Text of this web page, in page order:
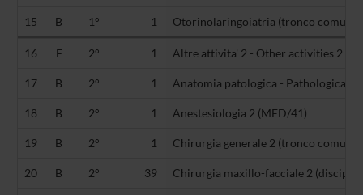
15 B 1° 1 Otorinolaringoiatria (tronco comune
16 F 2° 1 Altre attivita' 2 - Other activities 2 (-)
17 B 2° 1 Anatomia patologica - Pathological
18 B 2° 1 Anestesiologia 2 (MED/41)
19 B 2° 1 Chirurgia generale 2 (tronco comune
20 B 2° 39 Chirurgia maxillo-facciale 2